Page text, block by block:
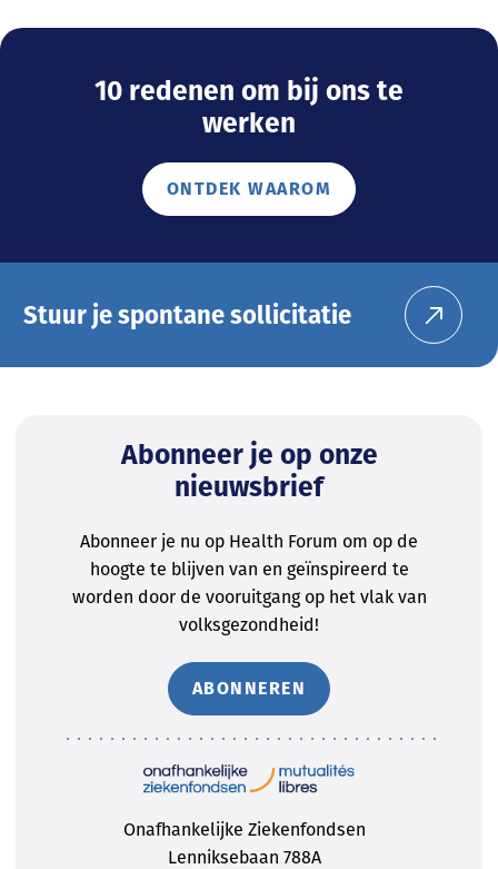
10 redenen om bij ons te
werken
ONTDEK WAAROM
Stuur je spontane sollicitatie
Abonneer je op onze
nieuwsbrief
Abonneer je nu op Health Forum om op de
hoogte te blijven van en geïnspireerd te
worden door de vooruitgang op het vlak van
volksgezondheid!
ABONNEREN
Onafhankelijke Ziekenfondsen
Lenniksebaan 788A